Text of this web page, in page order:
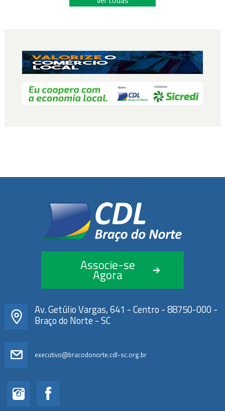
Associe-se
Agora
Av. Getúlio Vargas, 641 - Centro - 88750-000 -
Braço do Norte - SC
executivo@bracodonorte.cdl-sc.org.br